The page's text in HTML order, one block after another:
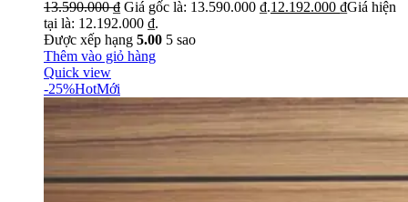
13.590.000₫ Giá gốc là: 13.590.000 ₫.12.192.000 ₫Giá hiện
tại là: 12.192.000 ₫.
Được xếp hạng 5.00 5 sao
Thêm vào giỏ hàng
Quick view
-25%HotMới